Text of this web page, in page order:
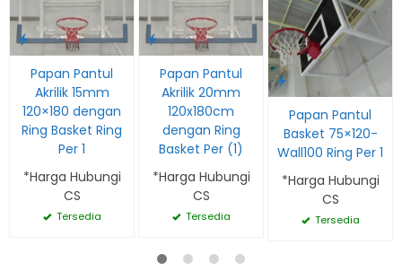
Papan Pantul
Akrilik 15mm
120×180 dengan
Ring Basket Ring
Per 1
*Harga Hubungi
CS
Tersedia
Papan Pantul
Akrilik 20mm
120x180cm
dengan Ring
Basket Per (1)
*Harga Hubungi
CS
Tersedia
Papan Pantul
Basket 75×120-
Wall100 Ring Per 1
*Harga Hubungi
CS
Tersedia